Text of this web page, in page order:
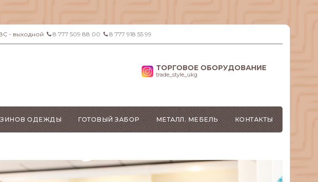
- выходной 8 777 509 88 00 8 777 918 55 99
ТОРГОВОЕ ОБОРУДОВАНИЕ
trade_style_ukg
ОДЕЖДЫ ГОТОВЫЙ ЗАБОР МЕТАЛЛ. МЕБЕЛЬ КОНТАКТЫ